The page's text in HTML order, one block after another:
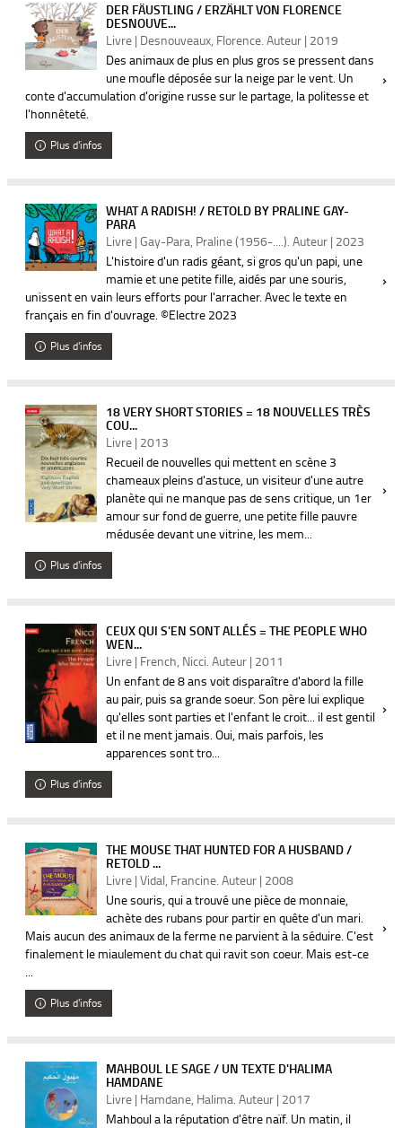
DER FÄUSTLING / ERZÄHLT VON FLORENCE
DESNOUVE...
Livre | Desnouveaux, Florence. Auteur | 2019
Des animaux de plus en plus gros se pressent dans
une moufle déposée sur la neige par le vent. Un
conte d'accumulation d'origine russe sur le partage, la politesse et
l'honnêteté.
Plus d'infos
WHAT A RADISH! / RETOLD BY PRALINE GAY-
PARA
Livre | Gay-Para, Praline (1956-....). Auteur | 2023
L'histoire d'un radis géant, si gros qu'un papi, une
mamie et une petite fille, aidés par une souris,
unissent en vain leurs efforts pour l'arracher. Avec le texte en
français en fin d'ouvrage. ©Electre 2023
Plus d'infos
18 VERY SHORT STORIES = 18 NOUVELLES TRÈS
COU...
Livre | 2013
Recueil de nouvelles qui mettent en scène 3
chameaux pleins d'astuce, un visiteur d'une autre
planète qui ne manque pas de sens critique, un 1er
amour sur fond de guerre, une petite fille pauvre
médusée devant une vitrine, les mem...
Plus d'infos
CEUX QUI S'EN SONT ALLÉS = THE PEOPLE WHO
WEN...
Livre | French, Nicci. Auteur | 2011
Un enfant de 8 ans voit disparaître d'abord la fille
au pair, puis sa grande soeur. Son père lui explique
qu'elles sont parties et l'enfant le croit... il est gentil
et il ne ment jamais. Oui, mais parfois, les
apparences sont tro...
Plus d'infos
THE MOUSE THAT HUNTED FOR A HUSBAND /
RETOLD ...
Livre | Vidal, Francine. Auteur | 2008
Une souris, qui a trouvé une pièce de monnaie,
achète des rubans pour partir en quête d'un mari.
Mais aucun des animaux de la ferme ne parvient à la séduire. C'est
finalement le miaulement du chat qui ravit son coeur. Mais est-ce
...
Plus d'infos
MAHBOUL LE SAGE / UN TEXTE D'HALIMA
HAMDANE
Livre | Hamdane, Halima. Auteur | 2017
Mahboul a la réputation d'être naïf. Un matin, il